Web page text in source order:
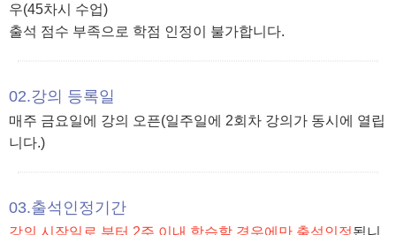
우(45차시 수업)
출석 점수 부족으로 학점 인정이 불가합니다.
02.강의 등록일
매주 금요일에 강의 오픈(일주일에 2회차 강의가 동시에 열립
니다.)
03.출석인정기간
강의 시작일로 부터 2주 이내 학습할 경우에만 출석인정됩니